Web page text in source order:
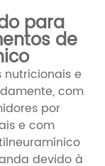
para
de
e
com
por
e com
devido à